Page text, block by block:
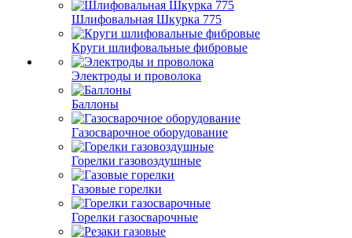
Шлифовальная Шкурка 775
Круги шлифовальные фибровые
Электроды и проволока
Баллоны
Газосварочное оборудование
Горелки газовоздушные
Газовые горелки
Горелки газосварочные